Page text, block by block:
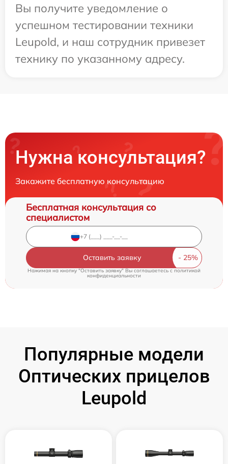
Вы получите уведомление о
успешном тестировании техники
Leupold, и наш сотрудник привезет
технику по указанному адресу.
Нужна консультация?
Закажите бесплатную консультацию
Бесплатная консультация со
специалистом
Оставить заявку
Нажимая на кнопку "Оставить заявку" Вы соглашаетесь cполитикой
конфиденциальности
Популярные модели
Оптических прицелов
Leupold